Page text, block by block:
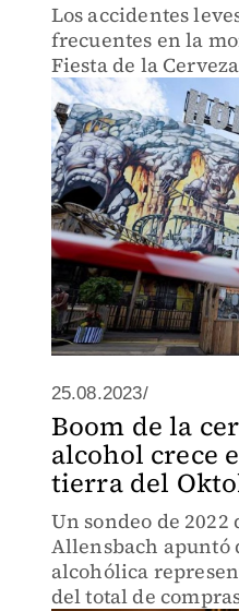
Los accidentes
frecuentes en la
Fiesta de la
25.08.2023/
Boom de la
alcohol crece
tierra del
Un sondeo de
Allensbach apuntó
alcohólica
del total de